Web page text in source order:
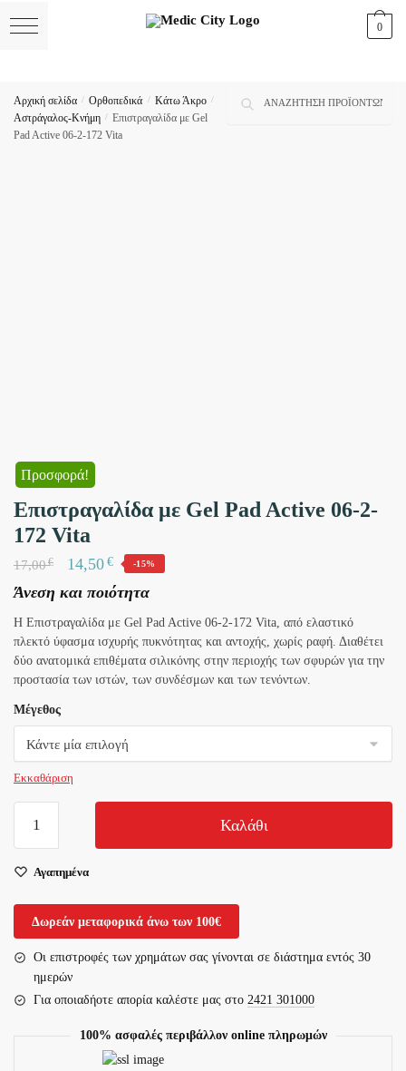
Αναζήτηση
0
Αρχική σελίδα / Ορθοπεδικά / Κάτω Άκρο /
Αστράγαλος-Κνήμη / Επιστραγαλίδα με Gel
Pad Active 06-2-172 Vita
Προσφορά!
Επιστραγαλίδα με Gel Pad Active 06-2-
172 Vita
17,00€ 14,50€ -15%
Άνεση και ποιότητα
Η Επιστραγαλίδα με Gel Pad Active 06-2-172 Vita, από ελαστικό
πλεκτό ύφασμα ισχυρής πυκνότητας και αντοχής, χωρίς ραφή. Διαθέτει
δύο ανατομικά επιθέματα σιλικόνης στην περιοχής των σφυρών για την
προστασία των ιστών, των συνδέσμων και των τενόντων.
Μέγεθος
Εκκαθάριση
Pad
2-
172
Vita
ποσότητα
Καλάθι
Αγαπημένα
Δωρεάν μεταφορικά άνω των 100€
Οι επιστροφές των χρημάτων σας γίνονται σε διάστημα εντός 30
ημερών
Για οποιαδήοτε απορία καλέστε μας στο 2421 301000
100% ασφαλές περιβάλλον online πληρωμών